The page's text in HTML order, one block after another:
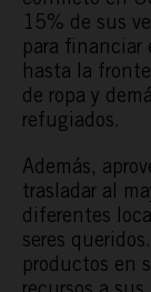
15% de sus
para financiar
hasta la
de ropa y
refugiados.
Además,
trasladar al
diferentes
seres
productos en